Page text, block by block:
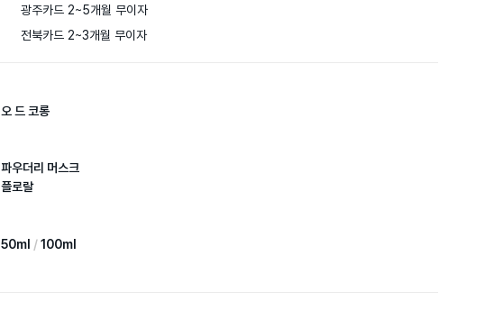
광주카드 2~5개월 무이자
전북카드 2~3개월 무이자
오 드 코롱
파우더리 머스크
플로랄
50ml 100ml